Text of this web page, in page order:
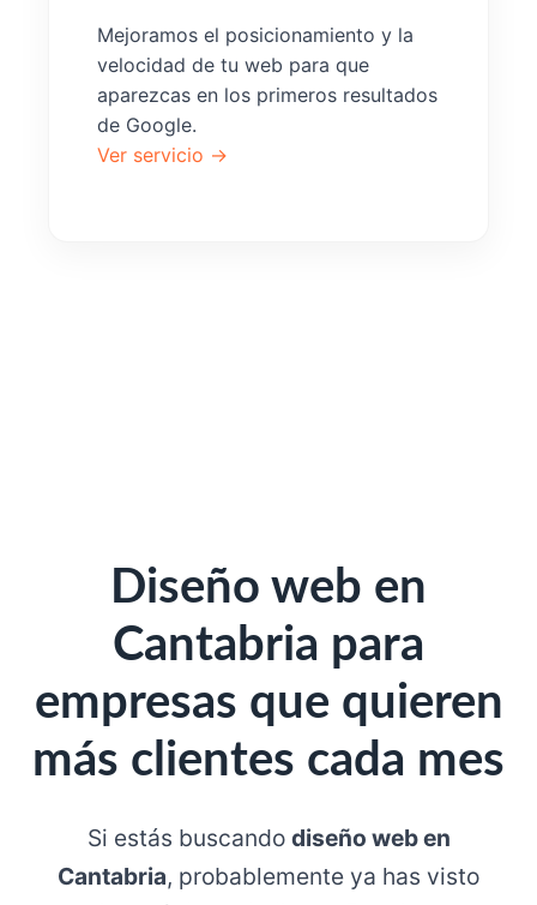
Mejoramos el posicionamiento y la
velocidad de tu web para que
aparezcas en los primeros resultados
de Google.
Ver servicio →
Diseño web en
Cantabria para
empresas que quieren
más clientes cada mes
Si estás buscando diseño web en
Cantabria, probablemente ya has visto